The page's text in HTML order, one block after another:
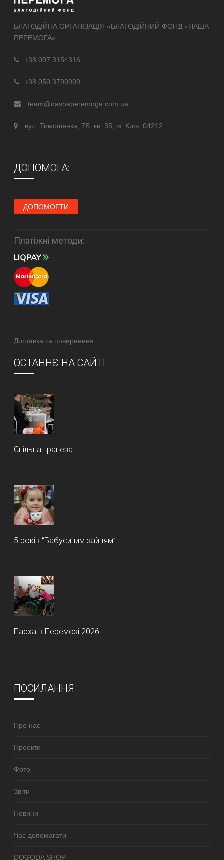
БЛАГОДІЙНА ОРГАНІЗАЦІЯ «БЛАГОДІЙНИЙ ФОНД «НАША
ПЕРЕМОГА»
+38 097 3154316
+38 050 3790909
team@nashaperemoga.com.ua
вул. Тимошенка, 7Б, кв. 35, м. Київ, 04212
ДОПОМОГА:
ДОПОМОГТИ
Платіжні методи:
Доставка та повернення
ОСТАННЄ НА САЙТІ
Спільна трапеза
5 років “Бабусиним зайцям”
Пасха в Перемозі 2026
ПОСИЛАННЯ
Про нас
Проекти
Фото
Звіти
Новини
Час допомагати
DOGODA SHOP